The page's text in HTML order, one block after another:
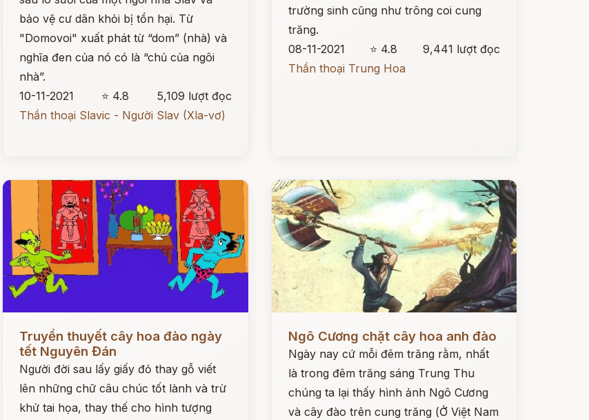
bảo vệ cư dân khỏi bị tổn hại. Từ
"Domovoi" xuất phát từ “dom” (nhà) và
nghĩa đen của nó có là “chủ của ngôi
nhà”.
10-11-2021
⭐ 4.8
5,109 lượt đọc
Thần thoại Slavic - Người Slav (Xla-vơ)
trường sinh cũng như trông coi cung
trăng.
08-11-2021
⭐ 4.8
9,441 lượt đọc
Thần thoại Trung Hoa
Đọc ngay
Truyền thuyết cây hoa đào ngày
tết Nguyên Đán
Người đời sau lấy giấy đỏ thay gỗ viết
lên những chữ câu chúc tốt lành và trừ
khử tai họa, thay thế cho hình tượng
Ngô Cương chặt cây hoa anh đào
Ngày nay cứ mỗi đêm trăng rằm, nhất
là trong đêm trăng sáng Trung Thu
chúng ta lại thấy hình ảnh Ngô Cương
và cây đào trên cung trăng (Ở Việt Nam